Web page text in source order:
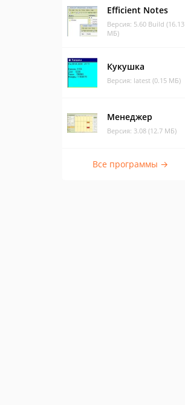
Efficient Notes
Версия: 5.60 Build (16.13
МБ)
Кукушка
Версия: latest (0.15 МБ)
Менеджер
Версия: 3.08 (12.7 МБ)
Все программы →